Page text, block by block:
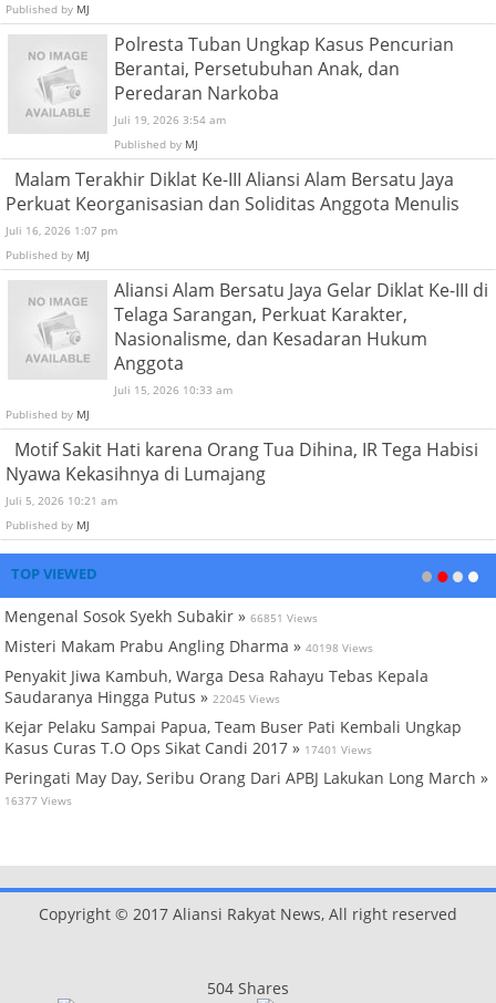
Published by MJ
Polresta Tuban Ungkap Kasus Pencurian
Berantai, Persetubuhan Anak, dan
Peredaran Narkoba
Juli 19, 2026 3:54 am
Published by MJ
Malam Terakhir Diklat Ke-III Aliansi Alam Bersatu Jaya
Perkuat Keorganisasian dan Soliditas Anggota Menulis
Juli 16, 2026 1:07 pm
Published by MJ
Aliansi Alam Bersatu Jaya Gelar Diklat Ke-III di
Telaga Sarangan, Perkuat Karakter,
Nasionalisme, dan Kesadaran Hukum
Anggota
Juli 15, 2026 10:33 am
Published by MJ
Motif Sakit Hati karena Orang Tua Dihina, IR Tega Habisi
Nyawa Kekasihnya di Lumajang
Juli 5, 2026 10:21 am
Published by MJ
TOP VIEWED
Mengenal Sosok Syekh Subakir » 66851 Views
Misteri Makam Prabu Angling Dharma » 40198 Views
Penyakit Jiwa Kambuh, Warga Desa Rahayu Tebas Kepala
Saudaranya Hingga Putus » 22045 Views
Kejar Pelaku Sampai Papua, Team Buser Pati Kembali Ungkap
Kasus Curas T.O Ops Sikat Candi 2017 » 17401 Views
Peringati May Day, Seribu Orang Dari APBJ Lakukan Long March »
16377 Views
Copyright © 2017 Aliansi Rakyat News, All right reserved
504 Shares